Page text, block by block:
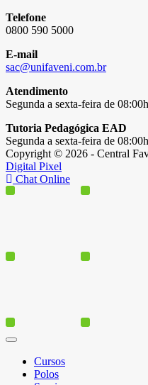
Telefone
0800 590 5000
E-mail
sac@unifaveni.com.br
Atendimento
Segunda a sexta-feira de
Tutoria Pedagógica EAD
Segunda a sexta-feira de
Copyright © 2026 - Central
Digital Pixel
Chat Online
Cursos
Polos